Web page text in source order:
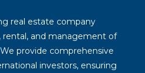
real estate company
rental, and management of
provide comprehensive
investors, ensuring